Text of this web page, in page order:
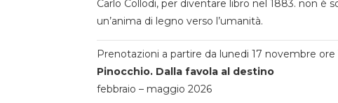
Carlo Collodi, per diventare libro nel 1883. non è
un’anima di legno verso l’umanità.
Prenotazioni a partire da lunedi 17 novembre ore
Pinocchio. Dalla favola al destino
febbraio – maggio 2026